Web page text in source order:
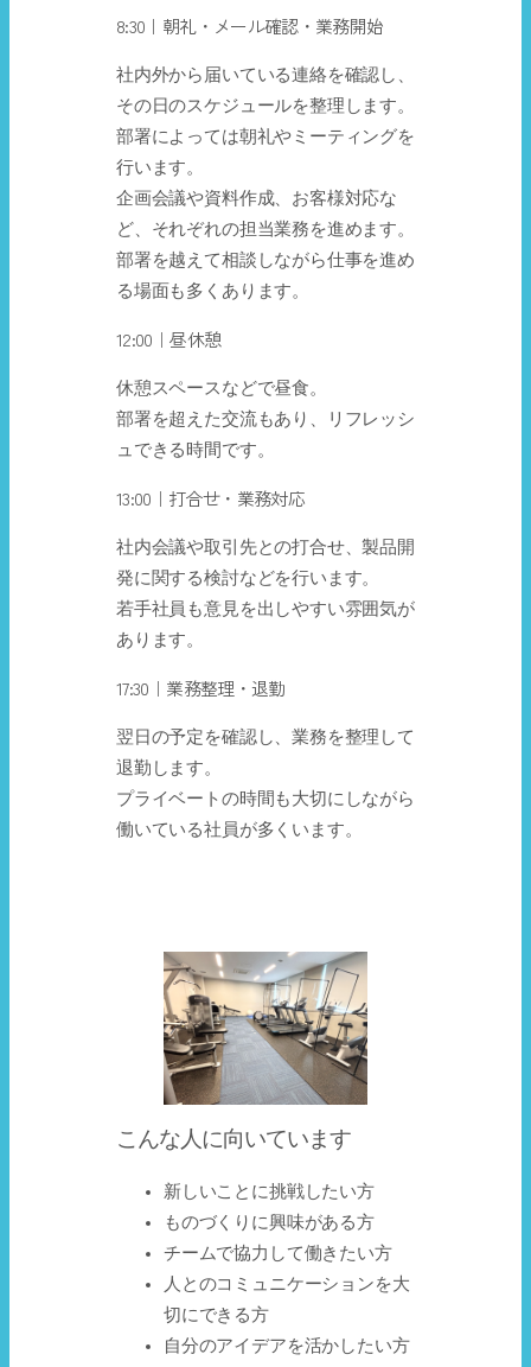
8:30｜朝礼・メール確認・業務開始
社内外から届いている連絡を確認し、
その日のスケジュールを整理します。
部署によっては朝礼やミーティングを
行います。
企画会議や資料作成、お客様対応な
ど、それぞれの担当業務を進めます。
部署を越えて相談しながら仕事を進め
る場面も多くあります。
12:00｜昼休憩
休憩スペースなどで昼食。
部署を超えた交流もあり、リフレッシ
ュできる時間です。
13:00｜打合せ・業務対応
社内会議や取引先との打合せ、製品開
発に関する検討などを行います。
若手社員も意見を出しやすい雰囲気が
あります。
17:30｜業務整理・退勤
翌日の予定を確認し、業務を整理して
退勤します。
プライベートの時間も大切にしながら
働いている社員が多くいます。
こんな人に向いています
新しいことに挑戦したい方
ものづくりに興味がある方
チームで協力して働きたい方
人とのコミュニケーションを大
切にできる方
自分のアイデアを活かしたい方